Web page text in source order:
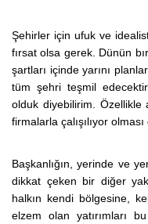
Şehirler için ufuk ve
fırsat olsa gerek. Dünün
şartları içinde yarını
tüm şehri teşmil
olduk diyebilirim. Özellikle
firmalarla çalışılıyor
Başkanlığın, yerinde ve
dikkat çeken bir diğer
halkın kendi bölgesine,
elzem olan yatırımları